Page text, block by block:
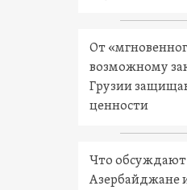
От
возможному
Грузии
ценности
Что
Азербайджане